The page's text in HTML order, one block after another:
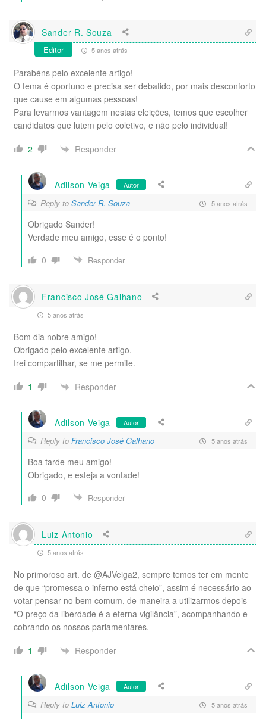
Sander R. Souza
Editor 5 anos atrás
Parabéns pelo excelente artigo!
O tema é oportuno e precisa ser debatido, por mais desconforto
que cause em algumas pessoas!
Para levarmos vantagem nestas eleições, temos que escolher
candidatos que lutem pelo coletivo, e não pelo individual!
2
Responder
Adilson Veiga Autor
Reply to Sander R. Souza 5 anos atrás
Obrigado Sander!
Verdade meu amigo, esse é o ponto!
0
Responder
Francisco José Galhano
5 anos atrás
Bom dia nobre amigo!
Obrigado pelo excelente artigo.
Irei compartilhar, se me permite.
1
Responder
Adilson Veiga Autor
Reply to Francisco José Galhano 5 anos atrás
Boa tarde meu amigo!
Obrigado, e esteja a vontade!
0
Responder
Luiz Antonio
5 anos atrás
No primoroso art. de @AJVeiga2, sempre temos ter em mente
de que “promessa o inferno está cheio”, assim é necessário ao
votar pensar no bem comum, de maneira a utilizarmos depois
“O preço da liberdade é a eterna vigilância”, acompanhando e
cobrando os nossos parlamentares.
1
Responder
Adilson Veiga Autor
Reply to Luiz Antonio 5 anos atrás